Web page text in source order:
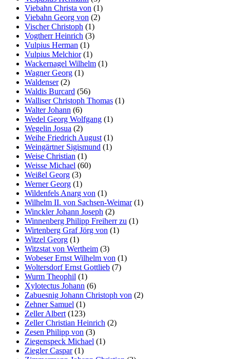
Viebahn Christa von (1)
Viebahn Georg von (2)
Vischer Christoph (1)
Vogtherr Heinrich (3)
Vulpius Herman (1)
Vulpius Melchior(1)
Wackernagel Wilhelm (1)
Wagner Georg (1)
Waldenser(2)
Waldis Burcard (56)
Walliser Christoph Thomas (1)
Walter Johann (6)
Wedel Georg Wolfgang (1)
Wegelin Josua (2)
Weihe Friedrich August (1)
Weingärtner Sigismund (1)
Weise Christian (1)
Weisse Michael (60)
Weißel Georg (3)
Werner Georg (1)
Wildenfels Anarg von (1)
Wilhelm II. von Sachsen-Weimar(1)
Winckler Johann Joseph (2)
Winnenberg Philipp Freiherr zu (1)
Wirtenberg Graf Jörg von (1)
Witzel Georg (1)
Witzstat von Wertheim (3)
Wobeser Ernst Wilhelm von (1)
Woltersdorf Ernst Gottlieb (7)
Wurm Theophil (1)
Xylotectus Johann (6)
Zabuesnig Johann Christoph von (2)
Zehner Samuel (1)
Zeller Albert (123)
Zeller Christian Heinrich (2)
Zesen Philipp von (3)
Ziegenspeck Michael (1)
Ziegler Caspar(1)